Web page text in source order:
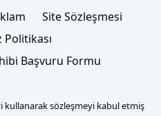
Site Sözleşmesi
Politikası
Başvuru Formu
sözleşmeyi kabul etmiş